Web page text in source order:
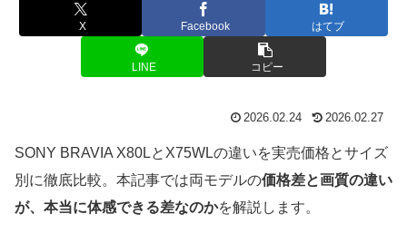
X Facebook はてブ
LINE コピー
2026.02.24 2026.02.27
SONY BRAVIA X80LとX75WLの違いを実売価格とサイズ
別に徹底比較。本記事では両モデルの価格差と画質の違い
が、本当に体感できる差なのかを解説します。